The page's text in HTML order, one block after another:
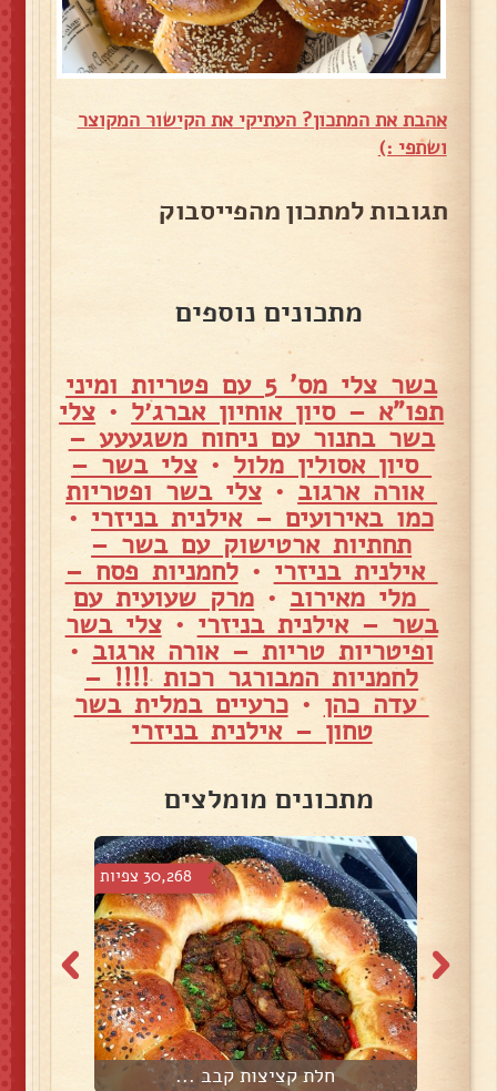
אהבת את המתכון? העתיקי את הקישור המקוצר
ושתפי :)
תגובות למתכון מהפייסבוק
מתכונים נוספים
בשר צלי מס' 5 עם פטריות ומיני
תפו"א – סיון אוחיון אברג׳ל • צלי
בשר בתנור עם ניחוח משגעעע –
סיון אסולין מלול • צלי בשר –
אורה ארגוב • צלי בשר ופטריות
כמו באירועים – אילנית בניזרי •
תחתיות ארטישוק עם בשר –
אילנית בניזרי •לחמניות פסח –
מלי מאירוב • מרק שעועית עם
בשר – אילנית בניזרי •צלי בשר
ופיטריות טריות – אורה ארגוב •
לחמניות המבורגר רכות !!!! –
עדה כהן •כרעיים במלית בשר
טחון – אילנית בניזרי
מתכונים מומלצים
30,268 צפיות
חלת קציצות קבב ...